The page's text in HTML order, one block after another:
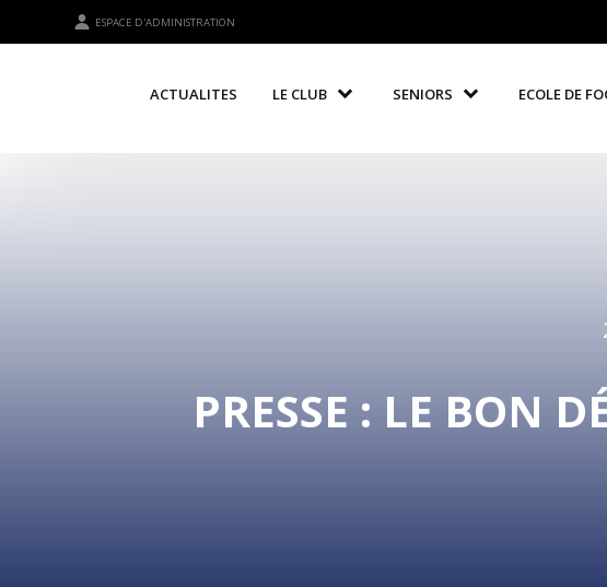
ESPACE D'ADMINISTRATION
ACTUALITES LE CLUB SENIORS ECOLE DE
PRESSE : LE BON